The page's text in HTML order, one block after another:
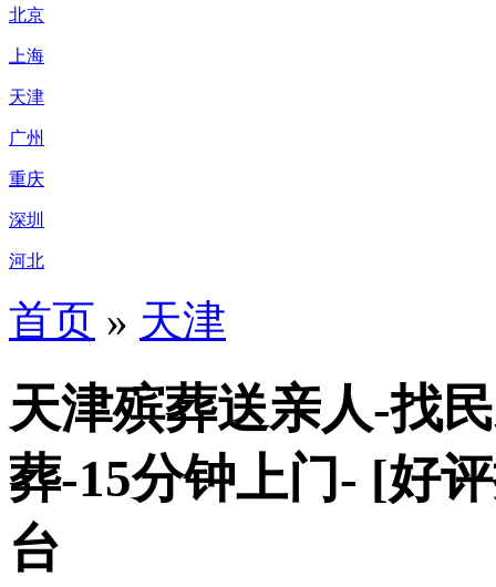
北京
上海
天津
广州
重庆
深圳
河北
首页 » 天津
天津殡葬送亲人-找
葬-15分钟上门- [好
台